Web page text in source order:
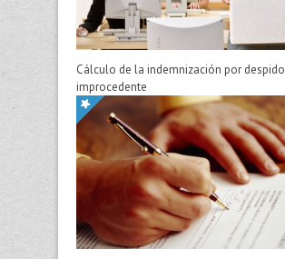
Cálculo de la indemnización por despido
improcedente